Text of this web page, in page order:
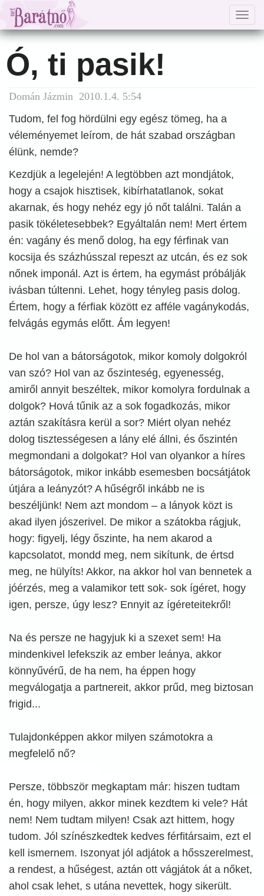
Ó, ti pasik!
Domán Jázmin 2010.1.4. 5:54
Tudom, fel fog hördülni egy egész tömeg, ha a
véleményemet leírom, de hát szabad országban
élünk, nemde?
Kezdjük a legelején! A legtöbben azt mondjátok,
hogy a csajok hisztisek, kibírhatatlanok, sokat
akarnak, és hogy nehéz egy jó nőt találni. Talán a
pasik tökéletesebbek? Egyáltalán nem! Mert értem
én: vagány és menő dolog, ha egy férfinak van
kocsija és százhússzal repeszt az utcán, és ez sok
nőnek imponál. Azt is értem, ha egymást próbálják
ivásban túltenni. Lehet, hogy tényleg pasis dolog.
Értem, hogy a férfiak között ez afféle vagánykodás,
felvágás egymás előtt. Ám legyen!
De hol van a bátorságotok, mikor komoly dolgokról
van szó? Hol van az őszinteség, egyenesség,
amiről annyit beszéltek, mikor komolyra fordulnak a
dolgok? Hová tűnik az a sok fogadkozás, mikor
aztán szakításra kerül a sor? Miért olyan nehéz
dolog tisztességesen a lány elé állni, és őszintén
megmondani a dolgokat? Hol van olyankor a híres
bátorságotok, mikor inkább esemesben bocsátjátok
útjára a leányzót? A hűségről inkább ne is
beszéljünk! Nem azt mondom – a lányok közt is
akad ilyen jószerivel. De mikor a szátokba rágjuk,
hogy: figyelj, légy őszinte, ha nem akarod a
kapcsolatot, mondd meg, nem sikítunk, de értsd
meg, ne hülyíts! Akkor, na akkor hol van bennetek a
jóérzés, meg a valamikor tett sok- sok ígéret, hogy
igen, persze, úgy lesz? Ennyit az ígéreteitekről!
Na és persze ne hagyjuk ki a szexet sem! Ha
mindenkivel lefekszik az ember leánya, akkor
könnyűvérű, de ha nem, ha éppen hogy
megválogatja a partnereit, akkor prűd, meg biztosan
frigid...
Tulajdonképpen akkor milyen számotokra a
megfelelő nő?
Persze, többször megkaptam már: hiszen tudtam
én, hogy milyen, akkor minek kezdtem ki vele? Hát
nem! Nem tudtam milyen! Csak azt hittem, hogy
tudom. Jól színészkedtek kedves férfitársaim, ezt el
kell ismernem. Iszonyat jól adjátok a hősszerelmest,
a rendest, a hűségest, aztán ott vágjátok át a nőket,
ahol csak lehet, s utána nevettek, hogy sikerült.